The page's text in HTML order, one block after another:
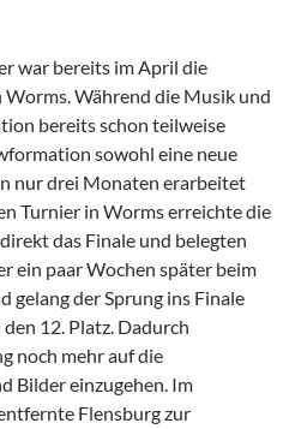
war bereits im April die
Während die Musik und
bereits schon teilweise
sowohl eine neue
nur drei Monaten erarbeitet
Turnier in Worms erreichte die
das Finale und belegten
ein paar Wochen später beim
gelang der Sprung ins Finale
12. Platz. Dadurch
noch mehr auf die
Bilder einzugehen. Im
Flensburg zur